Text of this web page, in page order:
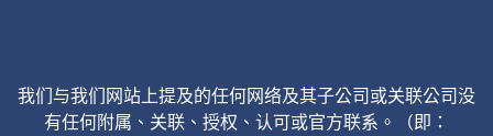
我们与我们网站上提及的任何网络及其子公司或关联公司没
有任何附属、关联、授权、认可或官方联系。（即：